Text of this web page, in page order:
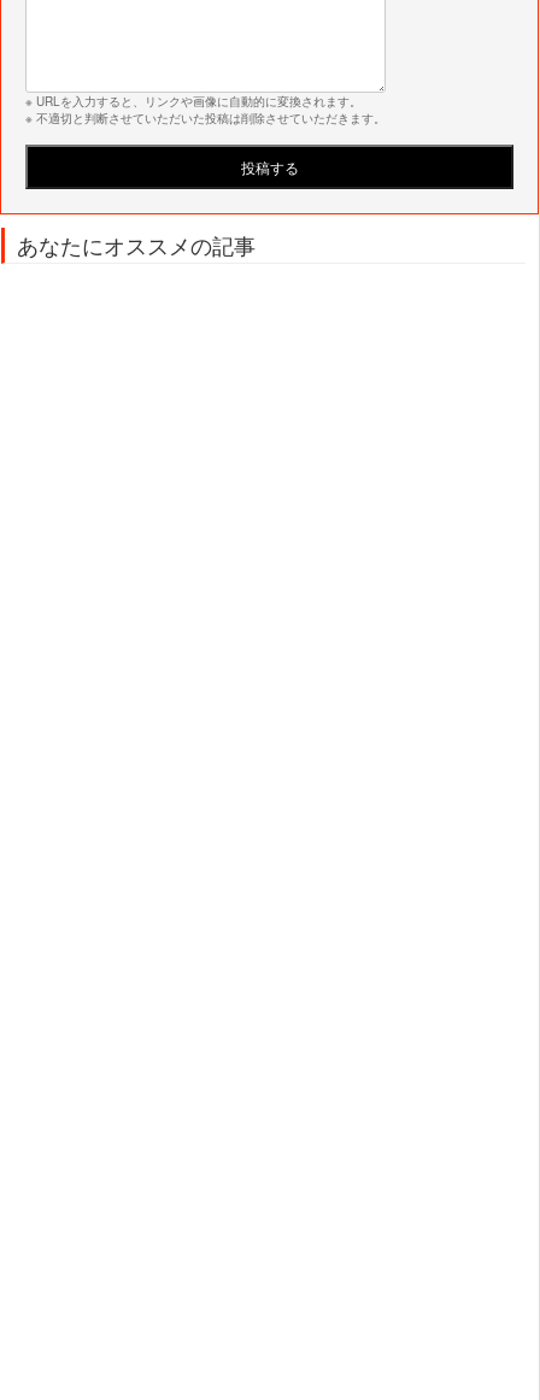
※ URLを入力すると、リンクや画像に自動的に変換されます。
※ 不適切と判断させていただいた投稿は削除させていただきます。
あなたにオススメの記事